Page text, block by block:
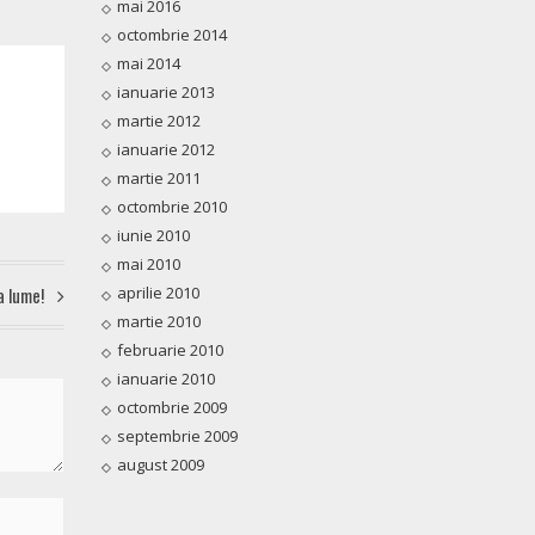
lume!
mai 2016
octombrie 2014
mai 2014
ianuarie 2013
martie 2012
ianuarie 2012
martie 2011
octombrie 2010
iunie 2010
mai 2010
aprilie 2010
martie 2010
februarie 2010
ianuarie 2010
octombrie 2009
septembrie 2009
august 2009